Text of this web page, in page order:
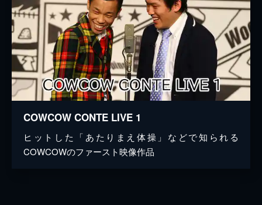
COWCOW CONTE LIVE 1
ヒットした「あたりまえ体操」などで知られる
COWCOWのファースト映像作品